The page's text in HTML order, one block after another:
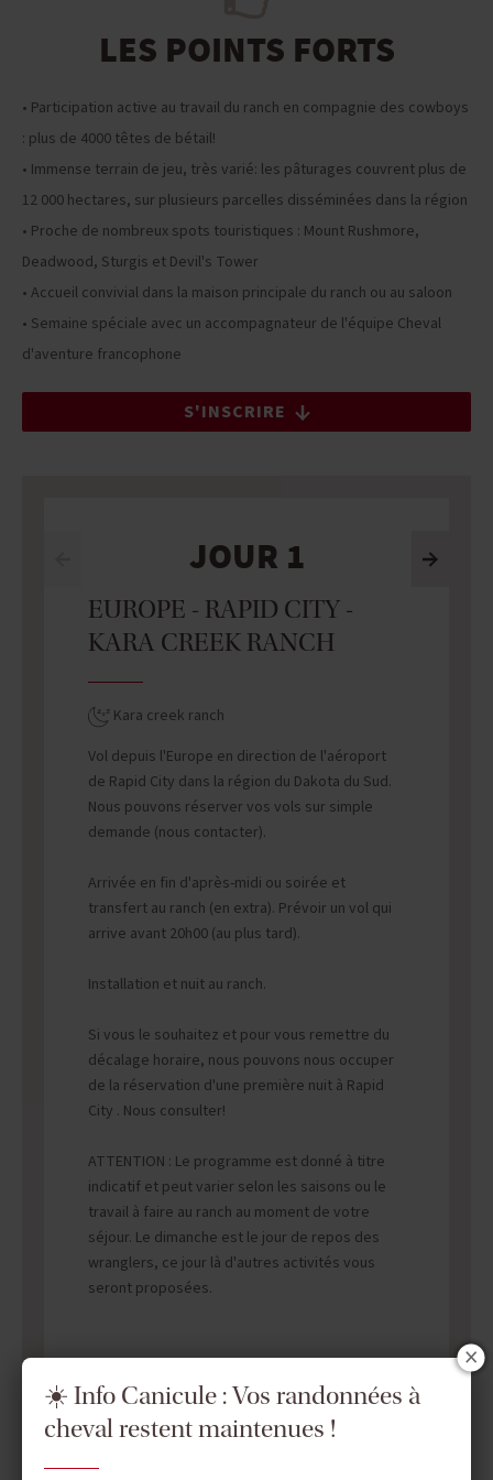
LES POINTS FORTS
• Participation active au travail du ranch en compagnie des cowboys
: plus de 4000 têtes de bétail!
• Immense terrain de jeu, très varié: les pâturages couvrent plus de
12 000 hectares, sur plusieurs parcelles disséminées dans la région
• Proche de nombreux spots touristiques : Mount Rushmore,
Deadwood, Sturgis et Devil's Tower
• Accueil convivial dans la maison principale du ranch ou au saloon
• Semaine spéciale avec un accompagnateur de l'équipe Cheval
d'aventure francophone
S'INSCRIRE
JOUR 1
EUROPE - RAPID CITY -
KARA CREEK RANCH
Kara creek ranch
Vol depuis l'Europe en direction de l'aéroport
de Rapid City dans la région du Dakota du Sud.
Nous pouvons réserver vos vols sur simple
demande (nous contacter).
Arrivée en fin d'après-midi ou soirée et
transfert au ranch (en extra). Prévoir un vol qui
arrive avant 20h00 (au plus tard).
Installation et nuit au ranch.
Si vous le souhaitez et pour vous remettre du
décalage horaire, nous pouvons nous occuper
de la réservation d'une première nuit à Rapid
City . Nous consulter!
ATTENTION : Le programme est donné à titre
indicatif et peut varier selon les saisons ou le
travail à faire au ranch au moment de votre
séjour. Le dimanche est le jour de repos des
wranglers, ce jour là d'autres activités vous
seront proposées.
☀️ Info Canicule : Vos randonnées à
cheval restent maintenues !